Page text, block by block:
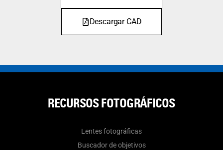
Descargar CAD
RECURSOS FOTOGRÁFICOS
Lentes fotográficas
Buscador de objetivos